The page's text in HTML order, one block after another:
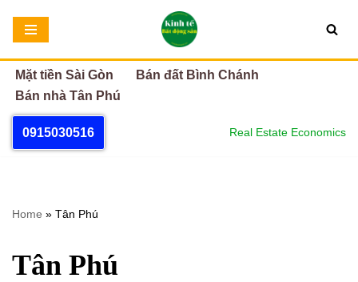
Chuyển
tới
nội
dung
Mặt tiền Sài Gòn
Bán đất Bình Chánh
Bán nhà Tân Phú
0915030516 Real Estate Economics
Home » Tân Phú
Tân Phú